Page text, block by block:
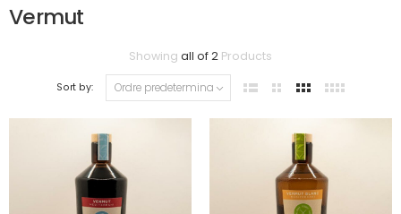
Vermut
Showing all of 2 Products
Sort by: